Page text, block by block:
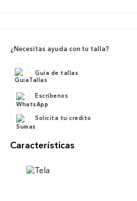
¿Necesitas ayuda con tu talla?
Guía de tallas
Escríbenos
Solicita tu credito
Características